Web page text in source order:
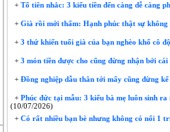
+ Tổ tiên nhắc: 3 kiểu tiền đến càng dễ càng
+ Già rồi mới thấm: Hạnh phúc thật sự
+ 3 thứ khiến tuổi già của bạn nghèo khổ cô
+ 3 món tiền được cho cũng đừng nhận bởi
+ Đồng nghiệp dẫu thân tới mấy cũng đừng
+ Phúc đức tại mẫu: 3 kiểu bà mẹ luôn sinh
(10/07/2026)
+ Có rất nhiều bạn bè nhưng không có nổi 1